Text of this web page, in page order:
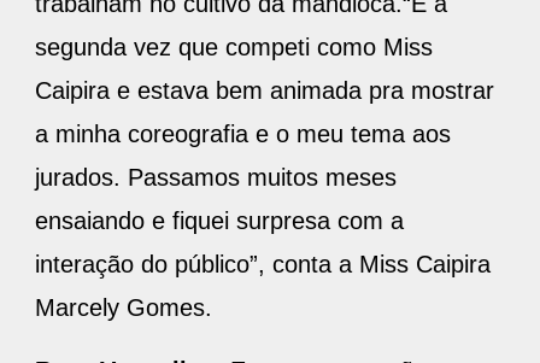
segunda vez que competi como Miss
Caipira e estava bem animada pra mostrar
a minha coreografia e o meu tema aos
jurados. Passamos muitos meses
ensaiando e fiquei surpresa com a
interação do público”, conta a Miss Caipira
Marcely Gomes.